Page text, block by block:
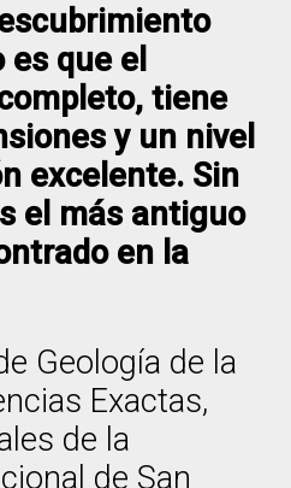
que el
tiene
y un nivel
excelente. Sin
el más antiguo
en la
Geología de la
Exactas,
de la
de San